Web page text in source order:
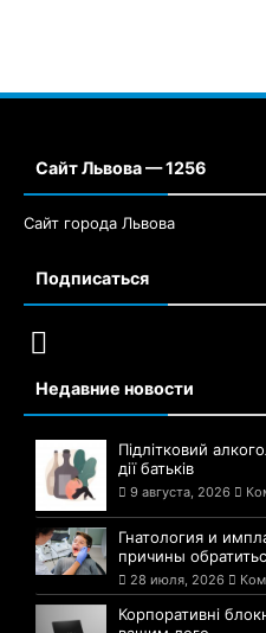
Сайт Львова — 1256
Сайт города Львова
Подписаться
Недавние новости
Підлітковий
дії батьків
9 августа, 2026
Гнатология и
причины
28 июля, 2026
Корпоративні